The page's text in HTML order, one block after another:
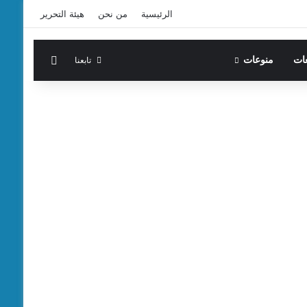
الرئيسية من نحن هيئة التحرير
منوعات تابعنا